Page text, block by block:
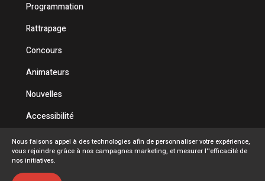
Programmation
Rattrapage
Concours
Animateurs
Nouvelles
Accessibilité
Politique de confidentialité
Conditions d'utilisation
Nous faisons appel à des technologies afin de personnaliser votre expérience,
vous rejoindre grâce à nos campagnes marketing, et mesurer l''efficacité de
nos initiatives.